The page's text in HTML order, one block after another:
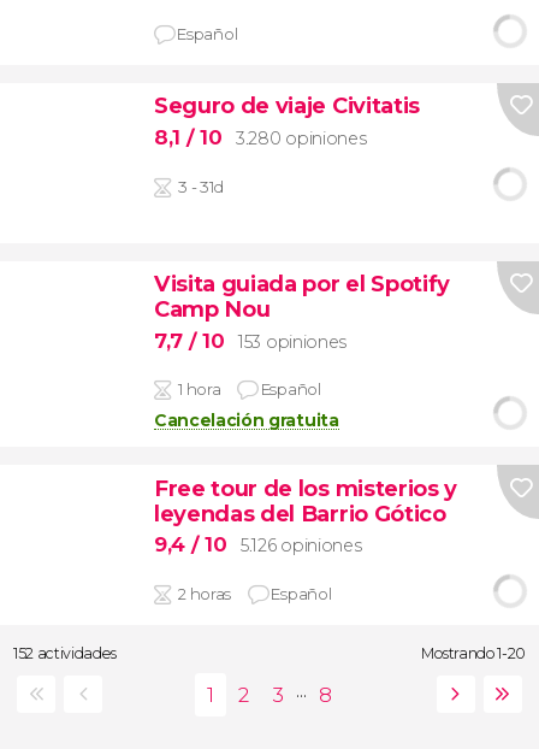
Español
Seguro de viaje Civitatis
8,1 / 10 3.280 opiniones
3 - 31d
Visita guiada por el Spotify
Camp Nou
7,7 / 10 153 opiniones
1 hora Español
Cancelación gratuita
Free tour de los misterios y
leyendas del Barrio Gótico
9,4 / 10 5.126 opiniones
2 horas Español
152 actividades Mostrando 1-20
...